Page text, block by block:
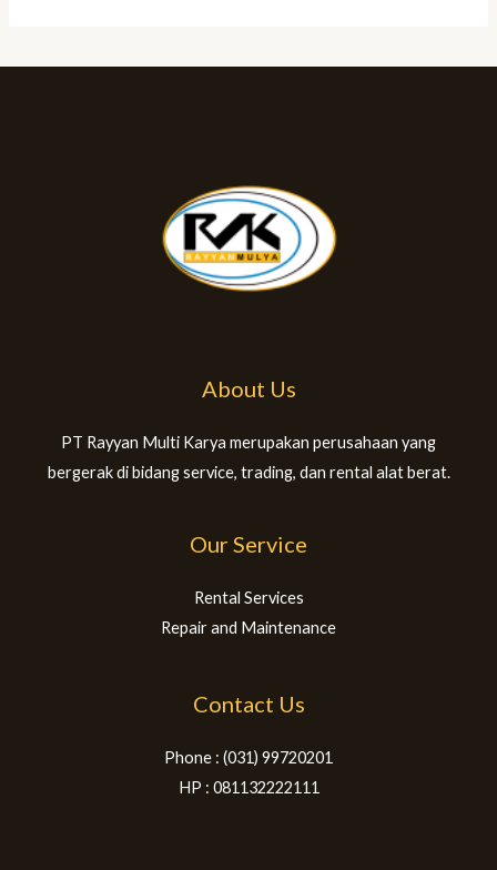
About Us
PT Rayyan Multi Karya merupakan perusahaan yang
bergerak di bidang service, trading, dan rental alat berat.
Our Service
Rental Services
Repair and Maintenance
Contact Us
Phone : (031) 99720201
HP : 081132222111